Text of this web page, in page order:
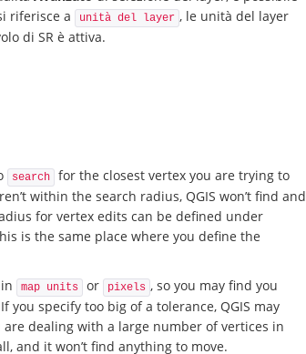
riferisce a
unità del layer , le unità del layer
di SR è attiva.
search
for the closest vertex you are trying to
within the search radius, QGIS won’t find and
for vertex edits can be defined under
is the same place where you define the
map units or pixels , so you may find you
specify too big of a tolerance, QGIS may
dealing with a large number of vertices in
and it won’t find anything to move.